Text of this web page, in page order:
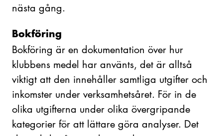
nästa gång.
Bokföring
Bokföring är en dokumentation över hur
klubbens medel har använts, det är alltså
viktigt att den innehåller samtliga utgifter och
inkomster under verksamhetsåret. För in de
olika utgifterna under olika övergripande
kategorier för att lättare göra analyser. Det